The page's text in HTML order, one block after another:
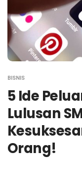
BISNIS
5 Ide
Lulusan
Orang!